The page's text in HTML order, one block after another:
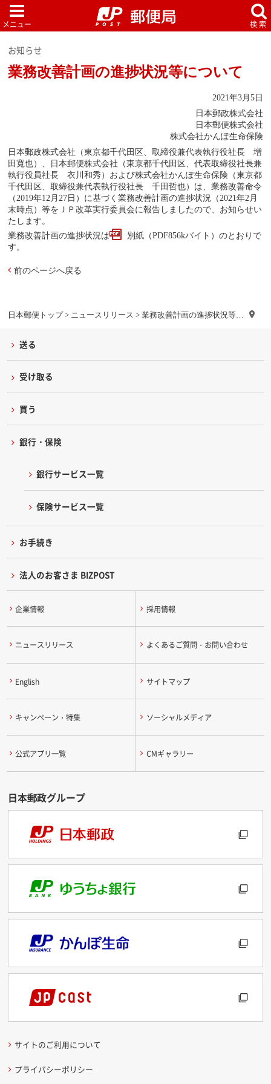
日本郵便トップ> ニュースリリース > 業務改善計画の進捗状況等…
お知らせ
業務改善計画の進捗状況等について
2021年3月5日
日本郵政株式会社
日本郵便株式会社
株式会社かんぽ生命保険
日本郵政株式会社（東京都千代田区、取締役兼代表執行役社長 増
田寬也）、日本郵便株式会社（東京都千代田区、代表取締役社長兼
執行役員社長 衣川和秀）および株式会社かんぽ生命保険（東京都
千代田区、取締役兼代表執行役社長 千田哲也）は、業務改善命令
（2019年12月27日）に基づく業務改善計画の進捗状況（2021年2月
末時点）等をＪＰ改革実行委員会に報告しましたので、お知らせい
たします。
業務改善計画の進捗状況は
別紙（PDF856kバイト） のとおりで
す。
前のページへ戻る
送る
受け取る
買う
銀行・保険
銀行サービス一覧
保険サービス一覧
お手続き
法人のお客さま BIZPOST
企業情報 採用情報
ニュースリリース よくあるご質問・お問い合わせ
English サイトマップ
キャンペーン・特集 ソーシャルメディア
公式アプリ一覧 CMギャラリー
サイトのご利用について
プライバシーポリシー